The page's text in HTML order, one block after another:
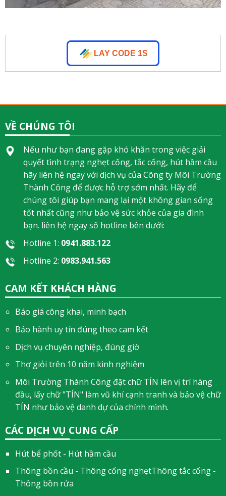
LAY CODE 1S
VỀ CHÚNG TÔI
Nếu như bạn đang gặp khó khăn trong việc giải
quyết tình trạng nghẹt cống, tắc cống, hút hầm cầu
hãy liên hệ ngay với dịch vụ của Công ty Môi Trường
Thành Công để được hỗ trợ sớm nhất. Hãy để
chúng tôi giúp bạn mang lại một không gian sống
tốt nhất cũng như bảo vệ sức khỏe của gia đình
bạn. liên hệ ngay số hotline bên dưới:
Hotline 1: 0941.883.122
Hotline 2: 0983.941.563
CAM KẾT KHÁCH HÀNG
Báo giá công khai, minh bạch
Bảo hành uy tín đúng theo cam kết
Dịch vụ chuyên nghiệp, đúng giờ
Thợ giỏi trên 10 năm kinh nghiệm
Môi Trường Thành Công đặt chữ TÍN lên vị trí hàng
đầu, lấy chữ "TÍN" làm vũ khí cạnh tranh và bảo vệ chữ
TÍN như bảo vệ danh dự của chính mình.
CÁC DỊCH VỤ CUNG CẤP
Hút bể phốt - Hút hầm cầu
Thông bồn cầu - Thông cống nghẹtThông tắc cống -
Thông bồn rửa